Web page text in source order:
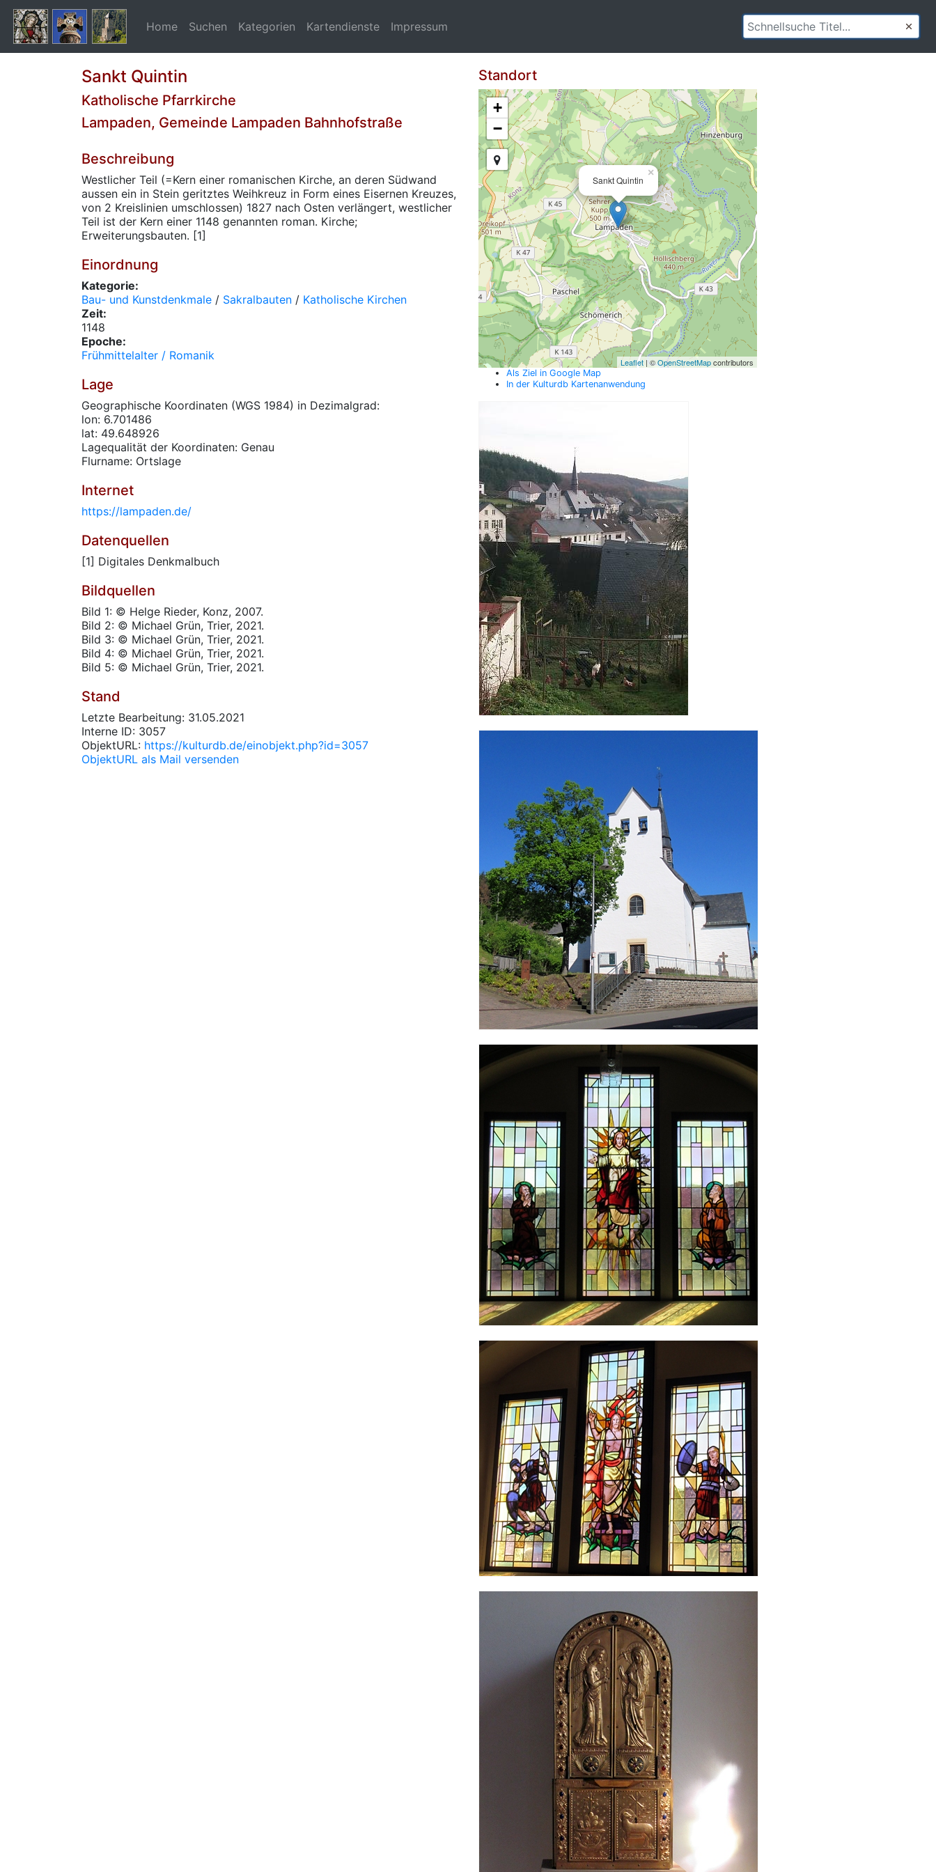
Home Suchen Kategorien Kartendienste Impressum
Sankt Quintin
Katholische Pfarrkirche
Lampaden, Gemeinde Lampaden Bahnhofstraße
Beschreibung
Westlicher Teil (=Kern einer romanischen Kirche, an deren Südwand
aussen ein in Stein geritztes Weihkreuz in Form eines Eisernen Kreuzes,
von 2 Kreislinien umschlossen) 1827 nach Osten verlängert, westlicher
Teil ist der Kern einer 1148 genannten roman. Kirche;
Erweiterungsbauten. [1]
Einordnung
Kategorie:
Bau- und Kunstdenkmale / Sakralbauten / Katholische Kirchen
Zeit:
1148
Epoche:
Frühmittelalter / Romanik
Lage
Geographische Koordinaten (WGS 1984) in Dezimalgrad:
lon: 6.701486
lat: 49.648926
Lagequalität der Koordinaten: Genau
Flurname: Ortslage
Internet
https://lampaden.de/
Datenquellen
[1] Digitales Denkmalbuch
Bildquellen
Bild 1: © Helge Rieder, Konz, 2007.
Bild 2: © Michael Grün, Trier, 2021.
Bild 3: © Michael Grün, Trier, 2021.
Bild 4: © Michael Grün, Trier, 2021.
Bild 5: © Michael Grün, Trier, 2021.
Stand
Letzte Bearbeitung: 31.05.2021
Interne ID: 3057
ObjektURL: https://kulturdb.de/einobjekt.php?id=3057
ObjektURL als Mail versenden
Standort
Sankt Quintin
×
+
−
Leaflet | ©OpenStreetMapcontributors
Als Ziel in Google Map
In der Kulturdb Kartenanwendung